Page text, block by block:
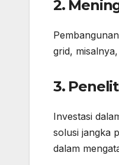
2.
grid,
3.
Investasi
solusi jangka
dalam